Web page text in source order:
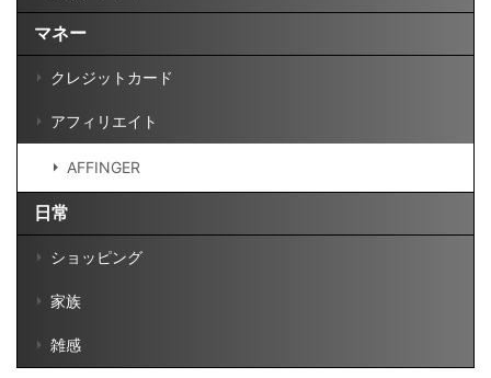
マネー
クレジットカード
アフィリエイト
AFFINGER
日常
ショッピング
家族
雑感